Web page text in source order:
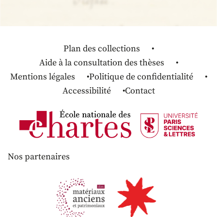
Plan des collections
Aide à la consultation des thèses
Mentions légales
Politique de confidentialité
Accessibilité
Contact
Nos partenaires